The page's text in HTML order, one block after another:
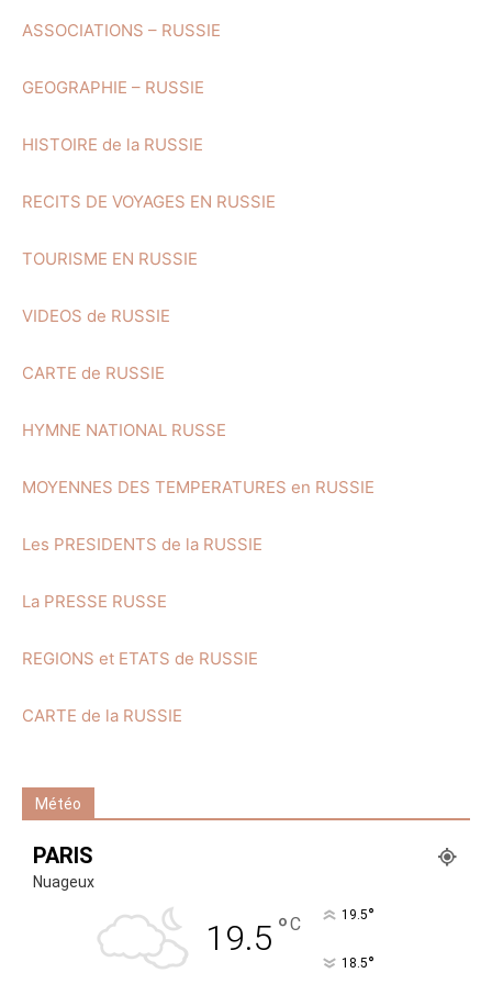
ASSOCIATIONS – RUSSIE
GEOGRAPHIE – RUSSIE
HISTOIRE de la RUSSIE
RECITS DE VOYAGES EN RUSSIE
TOURISME EN RUSSIE
VIDEOS de RUSSIE
CARTE de RUSSIE
HYMNE NATIONAL RUSSE
MOYENNES DES TEMPERATURES en RUSSIE
Les PRESIDENTS de la RUSSIE
La PRESSE RUSSE
REGIONS et ETATS de RUSSIE
CARTE de la RUSSIE
Météo
PARIS
Nuageux
19.5 °C 19.5°
18.5°